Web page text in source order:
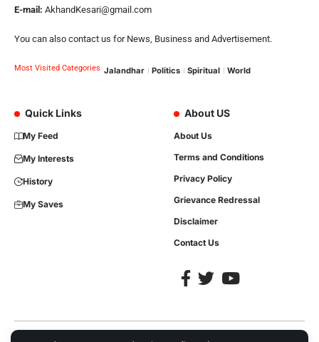
E-mail: AkhandKesari@gmail.com
You can also contact us for News, Business and Advertisement.
Most Visited Categories Jalandhar Politics Spiritual World
Quick Links
My Feed
My Interests
History
My Saves
About US
About Us
Terms and Conditions
Privacy Policy
Grievance Redressal
Disclaimer
Contact Us